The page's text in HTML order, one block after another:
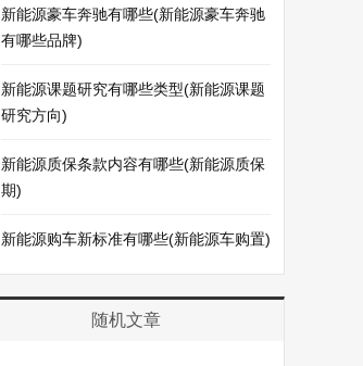
新能源豪车奔驰有哪些(新能源豪车奔驰
有哪些品牌)
新能源课题研究有哪些类型(新能源课题
研究方向)
新能源质保条款内容有哪些(新能源质保
期)
新能源购车新标准有哪些(新能源车购置)
随机文章